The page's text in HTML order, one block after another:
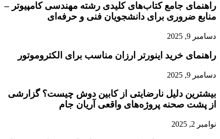
راهنمای جامع کتاب‌های کلیدی رشته مهندسی کامپیوتر –
منابع ضروری برای دانشجویان فنی و حرفه‌ای
دسامبر 9, 2025
راهنمای خرید اینورتر ارزان مناسب برای الکتروموتور
دسامبر 9, 2025
بیشترین دلیل نارضایتی از کابین دوش چیست؟ گزارشی
از پشت صحنه پروژه‌های واقعی آریان جام
نوامبر 2, 2025